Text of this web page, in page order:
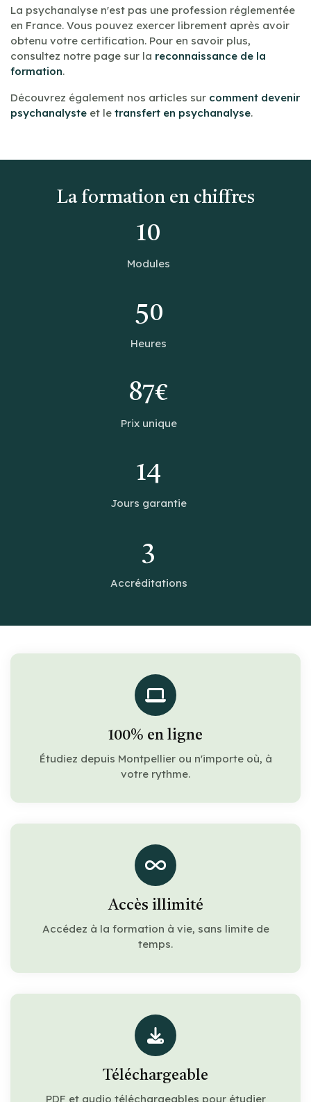
La psychanalyse n'est pas une profession réglementée
en France. Vous pouvez exercer librement après avoir
obtenu votre certification. Pour en savoir plus,
consultez notre page sur la reconnaissance de la
formation.
Découvrez également nos articles sur comment devenir
psychanalyste et le transfert en psychanalyse.
La formation en chiffres
10
Modules
50
Heures
87€
Prix unique
14
Jours garantie
3
Accréditations
100% en ligne
Étudiez depuis Montpellier ou n'importe où, à
votre rythme.
Accès illimité
Accédez à la formation à vie, sans limite de
temps.
Téléchargeable
PDF et audio téléchargeables pour étudier